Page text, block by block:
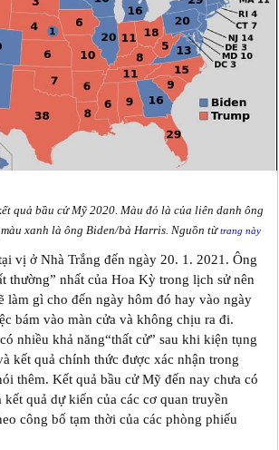
quả bầu cử Mỹ 2020. Màu đỏ là của liên danh ông
màu xanh là ông Biden/bà Harris. Nguồn từtrang này
vị ở Nhà Trắng đến ngày 20. 1. 2021. Ông
thường” nhất của Hoa Kỳ trong lịch sử nên
làm gì cho đến ngày hôm đó hay vào ngày
bám vào màn cửa và không chịu ra đi.
nhiều khả năng“thất cử” sau khi kiện tụng
kết quả chính thức được xác nhận trong
thêm. Kết quả bầu cử Mỹ đến nay chưa có
quả dự kiến của các cơ quan truyền
công bố tạm thời của các phòng phiếu